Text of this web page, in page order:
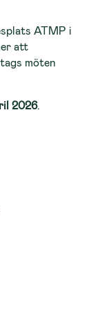
ATMP i
att
möten
2026.